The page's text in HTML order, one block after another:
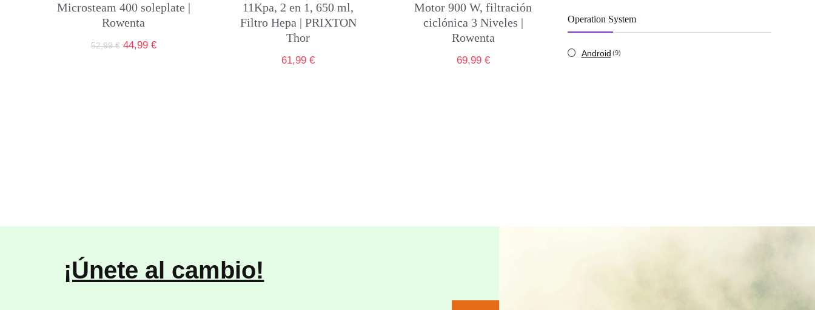
Microsteam 400 soleplate |
Rowenta
52,99€ 44,99 €
11Kpa, 2 en 1, 650 ml,
Filtro Hepa | PRIXTON
Thor
61,99€
Motor 900 W, filtración
ciclónica 3 Niveles |
Rowenta
69,99 €
Operation System
Android (9)
¡Únete al cambio!